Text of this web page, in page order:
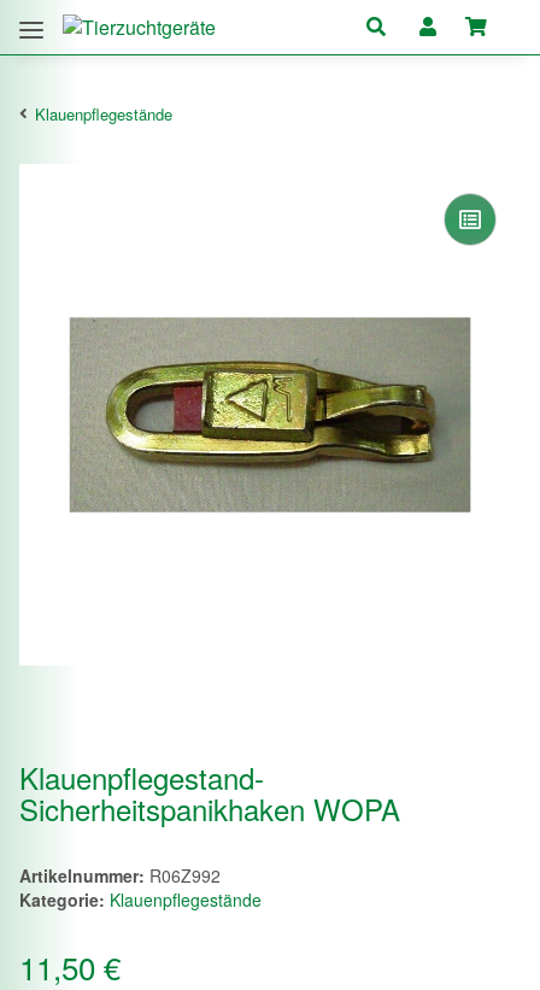
Klauenpflegestände
Klauenpflegestand-
Sicherheitspanikhaken WOPA
Artikelnummer: R06Z992
Kategorie: Klauenpflegestände
11,50 €